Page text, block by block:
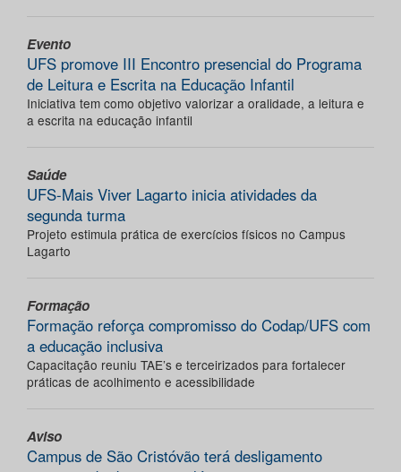
Evento
UFS promove III Encontro presencial do Programa
de Leitura e Escrita na Educação Infantil
Iniciativa tem como objetivo valorizar a oralidade, a leitura e
a escrita na educação infantil
Saúde
UFS-Mais Viver Lagarto inicia atividades da
segunda turma
Projeto estimula prática de exercícios físicos no Campus
Lagarto
Formação
Formação reforça compromisso do Codap/UFS com
a educação inclusiva
Capacitação reuniu TAE’s e terceirizados para fortalecer
práticas de acolhimento e acessibilidade
Aviso
Campus de São Cristóvão terá desligamento